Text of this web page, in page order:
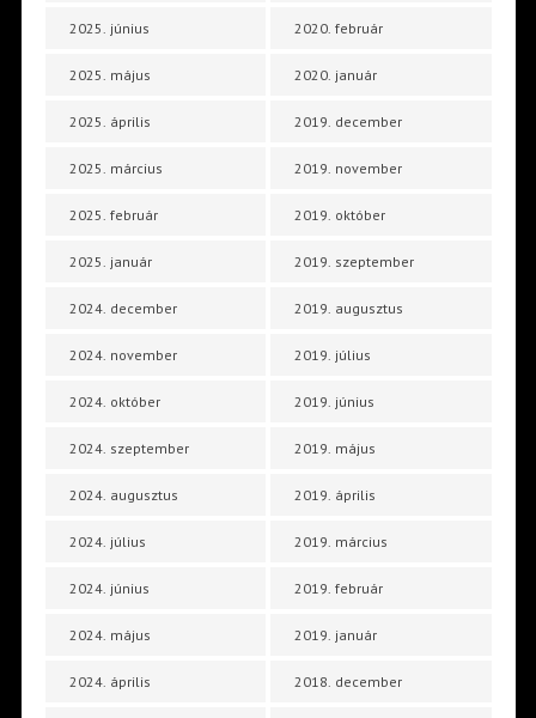
2025. június
2025. május
2025. április
2025. március
2025. február
2025. január
2024. december
2024. november
2024. október
2024. szeptember
2024. augusztus
2024. július
2024. június
2024. május
2024. április
2020. február
2020. január
2019. december
2019. november
2019. október
2019. szeptember
2019. augusztus
2019. július
2019. június
2019. május
2019. április
2019. március
2019. február
2019. január
2018. december